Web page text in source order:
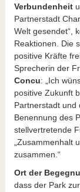
Verbundenheit
Partnerstadt
Welt gesendet“,
Reaktionen. Die
positive Kräfte
Sprecherin der
Concu: „Ich
positive Zukunft
Partnerstadt und
Benennung des
stellvertretende
„Zusammenhalt
zusammen.“
Ort der
dass der Park